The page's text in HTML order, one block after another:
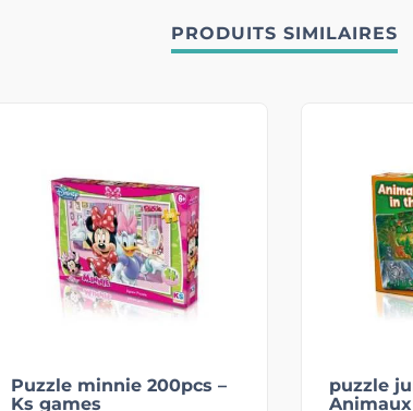
PRODUITS SIMILAIRES
Puzzle minnie 200pcs –
Ks games
puzzle
Animaux